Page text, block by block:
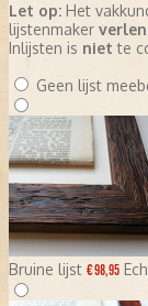
Let op: Het
lijstenmaker
Inlijsten is niet te
Geen lijst
Bruine lijst € 98,95